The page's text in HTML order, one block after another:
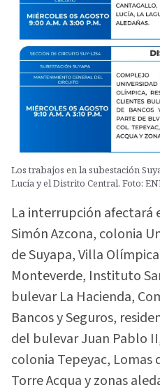
Los trabajos en la subestación
Lucía y el Distrito Central. Foto:
La interrupción afectará
Simón Azcona, colonia
de Suyapa, Villa
Monteverde, Instituto
bulevar La Hacienda,
Bancos y Seguros,
del bulevar Juan Pablo
colonia Tepeyac, Lomas
Torre Acqua y zonas